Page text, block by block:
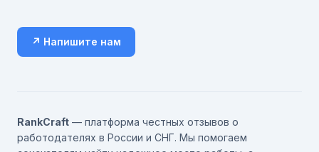
↗ Напишите нам
RankCraft — платформа честных отзывов о
работодателях в России и СНГ. Мы помогаем